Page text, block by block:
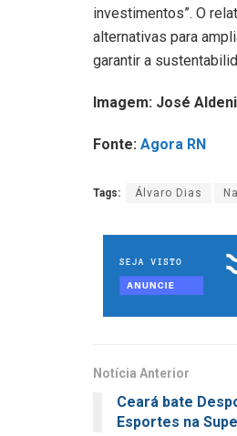
investimentos”. O
alternativas para
garantir a
Imagem: José
Fonte: Agora RN
Tags: Álvaro Dias
Notícia Anterior
Ceará bate
Esportes na